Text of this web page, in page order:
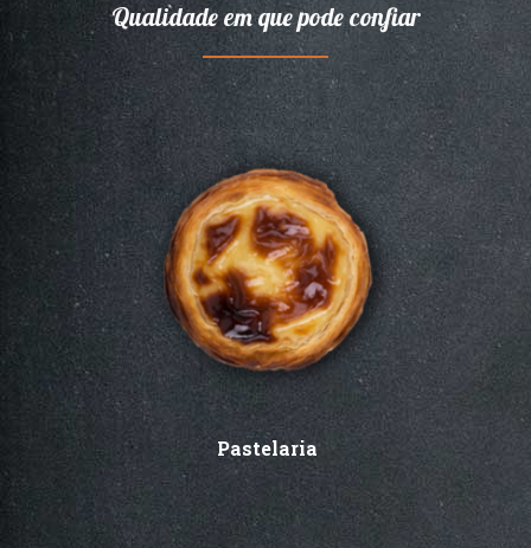
Qualidade em que pode confiar
Pastelaria